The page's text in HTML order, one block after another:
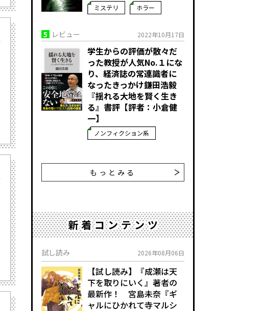
ミステリ ホラー
5 レビュー 2022年10月17日
学生からの評価が散々だ
った教授が人気No.１にな
り、経済誌の常連識者に
なったきっかけ――鎌田浩毅
『揺れる大地を賢く生き
る』書評【評者：小倉健
一】
ノンフィクション系
もっとみる
新着コンテンツ
試し読み 2026年08月06日
【試し読み】『成瀬は天
下を取りにいく』著者の
最新作！ 宮島未奈『ギ
ャルにひかれて寺マルシ